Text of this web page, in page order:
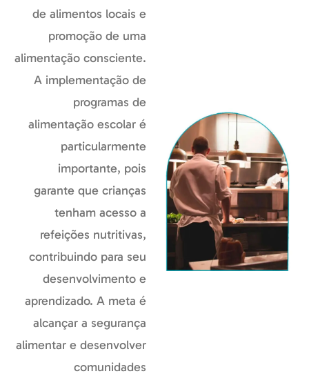
de alimentos locais e
promoção de uma
alimentação consciente.
A implementação de
programas de
alimentação escolar é
particularmente
importante, pois
garante que crianças
tenham acesso a
refeições nutritivas,
contribuindo para seu
desenvolvimento e
aprendizado. A meta é
alcançar a segurança
alimentar e desenvolver
comunidades